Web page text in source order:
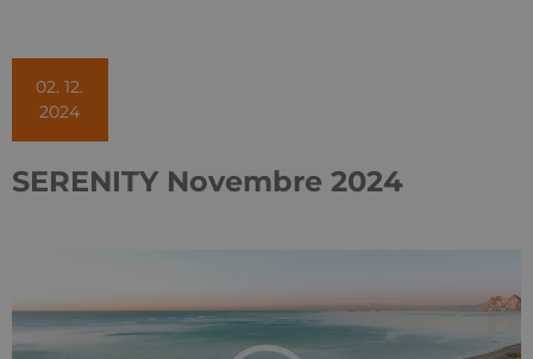
02. 12.
2024
SERENITY Novembre 2024